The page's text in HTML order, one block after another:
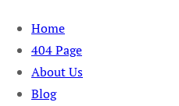
Skip
content
Home
404 Page
About Us
Blog